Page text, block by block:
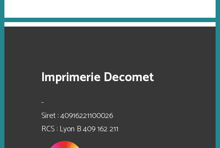
Imprimerie Decomet
-
Siret : 40916221100026
RCS : Lyon B 409 162 211